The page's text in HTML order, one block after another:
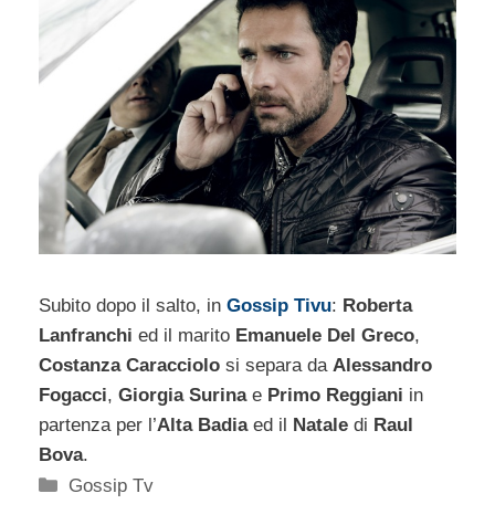
Subito dopo il salto, in Gossip Tivu: Roberta
Lanfranchi ed il marito Emanuele Del Greco,
Costanza Caracciolo si separa da Alessandro
Fogacci, Giorgia Surinae Primo Reggiani in
partenza per l’Alta Badiaed il Natale di Raul
Bova.
Categorie
Gossip Tv